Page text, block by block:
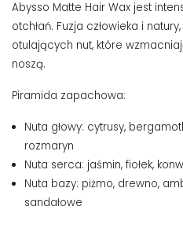
Abysso Matte Hair Wax jest
otchłań. Fuzja człowieka i
otulających nut, które
noszą.
Piramida zapachowa:
Nuta głowy: cytrusy,
rozmaryn
Nuta serca: jaśmin, fiołek,
Nuta bazy: piżmo, drewno,
sandałowe